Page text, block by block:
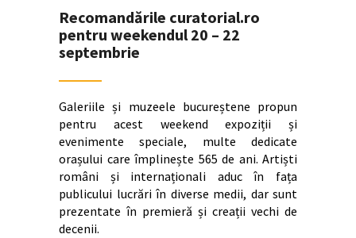
Recomandările curatorial.ro
pentru weekendul 20 – 22
septembrie
Galeriile și muzeele bucureștene propun
pentru acest weekend expoziții și
evenimente speciale, multe dedicate
orașului care împlinește 565 de ani. Artiști
români și internaționali aduc în fața
publicului lucrări în diverse medii, dar sunt
prezentate în premieră și creații vechi de
decenii.